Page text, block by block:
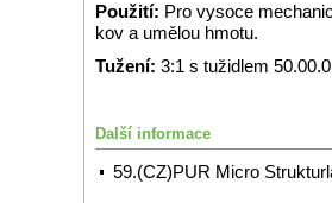
Použití: Pro vysoce
kov a umělou hmotu.
Tužení: 3:1 s tužidlem
Další informace
59.(CZ)PUR Micro